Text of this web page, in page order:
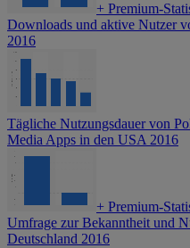
+ Premium-
Downloads und aktive Nutzer
2016
Tägliche Nutzungsdauer von
Media Apps in den USA 2016
+ Premium-
Umfrage zur Bekanntheit und
Deutschland 2016